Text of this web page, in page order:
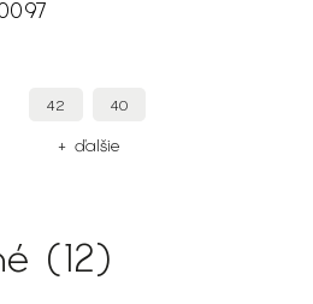
42 40
+ ďalšie
(12)